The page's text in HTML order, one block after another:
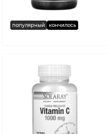
популярный кончилось